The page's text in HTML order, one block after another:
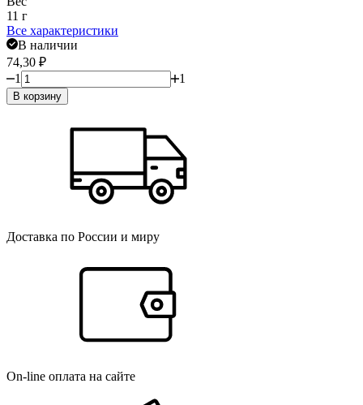
11 г
Все характеристики
В наличии
74,30 ₽
1
1
В корзину
Доставка по России и миру
On-line оплата на сайте